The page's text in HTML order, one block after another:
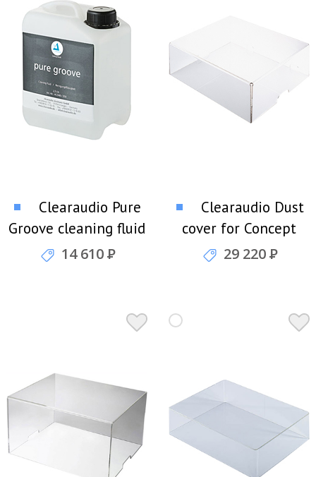
Clearaudio Pure
Groove cleaning fluid
2,5 л Жидкость для
14 610Р
Clearaudio Dust
cover for Concept
Пылезащитный
29 220Р